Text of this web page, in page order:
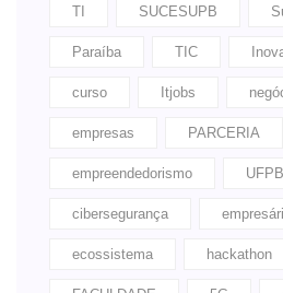
TI SUCESUPB
Paraíba TIC
curso Itjobs
empresas PARCERIA
empreendedorismo UFPB
cibersegurança
ecossistema hackathon